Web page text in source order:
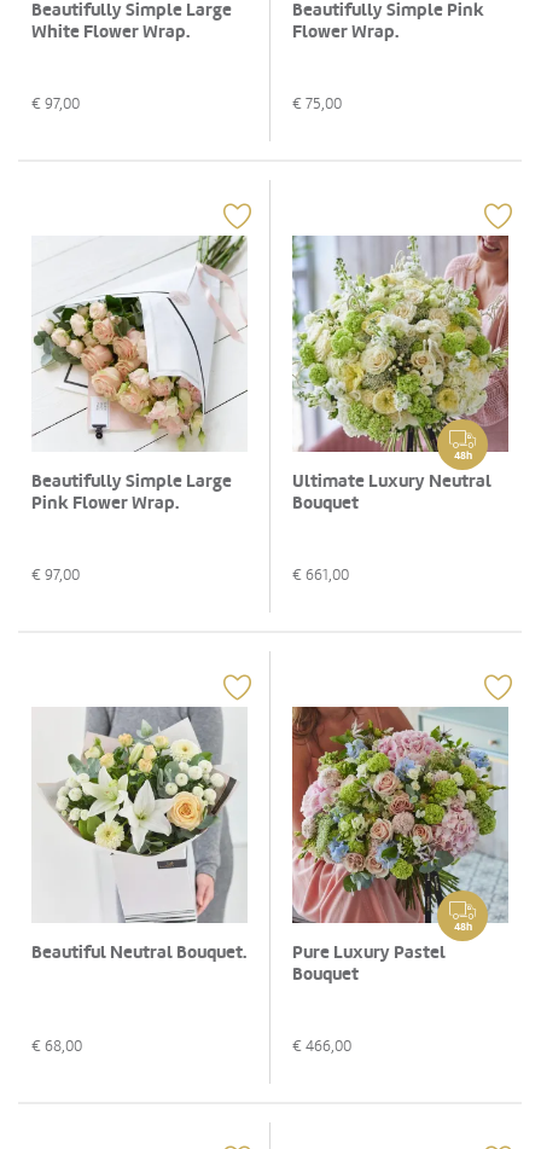
Beautifully Simple Large
White Flower Wrap.
€ 97,00
Beautifully Simple Pink
Flower Wrap.
€ 75,00
Beautifully Simple Large
Pink Flower Wrap.
€ 97,00
48h
Ultimate Luxury Neutral
Bouquet
€ 661,00
Beautiful Neutral Bouquet.
€ 68,00
48h
Pure Luxury Pastel
Bouquet
€ 466,00